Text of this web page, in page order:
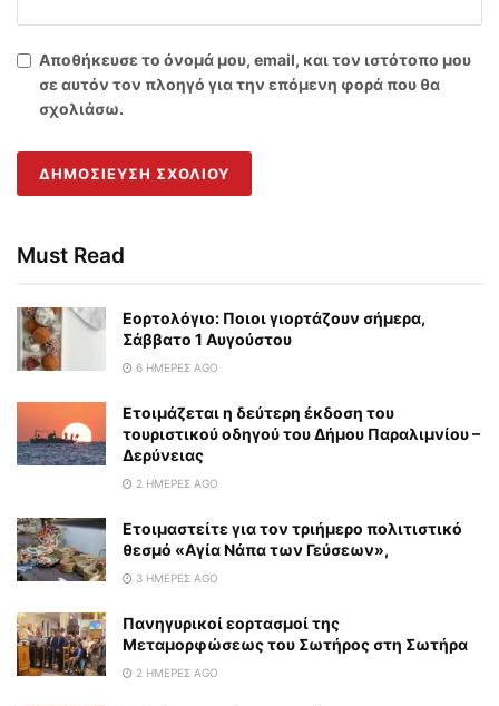
Αποθήκευσε το όνομά μου, email, και τον ιστότοπο μου
σε αυτόν τον πλοηγό για την επόμενη φορά που θα
σχολιάσω.
Must Read
Εορτολόγιο: Ποιοι γιορτάζουν σήμερα,
Σάββατο 1 Αυγούστου
6 ΗΜΈΡΕΣ AGO
Ετοιμάζεται η δεύτερη έκδοση του
τουριστικού οδηγού του Δήμου Παραλιμνίου –
Δερύνειας
2 ΗΜΈΡΕΣ AGO
Eτοιμαστείτε για τον τριήμερο πολιτιστικό
θεσμό «Αγία Νάπα των Γεύσεων»,
3 ΗΜΈΡΕΣ AGO
Πανηγυρικοί εορτασμοί της
Μεταμορφώσεως του Σωτήρος στη Σωτήρα
2 ΗΜΈΡΕΣ AGO